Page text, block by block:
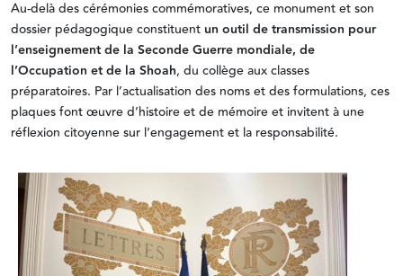
Au-delà des cérémonies commémoratives, ce monument et son
dossier pédagogique constituent un outil de transmission pour
l’enseignement de la Seconde Guerre mondiale, de
l’Occupation et de la Shoah, du collège aux classes
préparatoires. Par l’actualisation des noms et des formulations, ces
plaques font œuvre d’histoire et de mémoire et invitent à une
réflexion citoyenne sur l’engagement et la responsabilité.